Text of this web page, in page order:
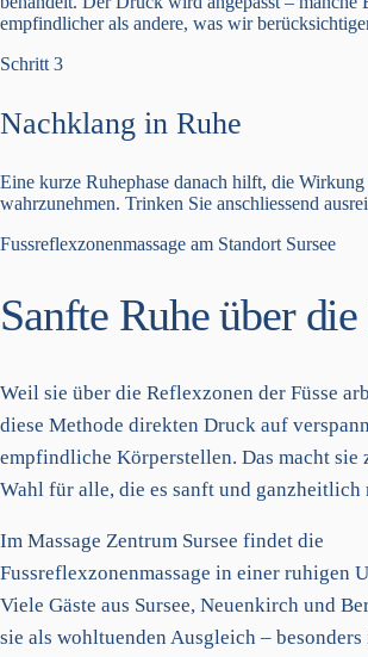
empfindlicher als andere, was wir
Schritt 3
Nachklang in Ruhe
Eine kurze Ruhephase danach hilft, die Wirkung
wahrzunehmen. Trinken Sie anschliessend
Fussreflexzonenmassage am Standort Sursee
Sanfte Ruhe über die
Weil sie über die Reflexzonen der Füsse
diese Methode direkten Druck auf
empfindliche Körperstellen. Das macht sie
Wahl für alle, die es sanft und ganzheitlich
Im Massage Zentrum Sursee findet die
Fussreflexzonenmassage in einer ruhigen
Viele Gäste aus Sursee, Neuenkirch und
sie als wohltuenden Ausgleich – besonders